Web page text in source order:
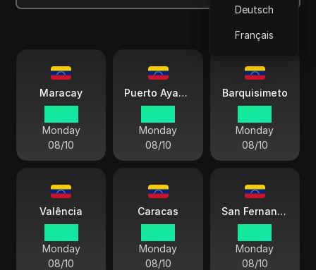
Deutsch
Français
Maracay
Monday
08/10
Puerto Ayacucho
Monday
08/10
Barquisimeto
Monday
08/10
Valência
Monday
08/10
Caracas
Monday
08/10
San Fernando del Apure
Monday
08/10